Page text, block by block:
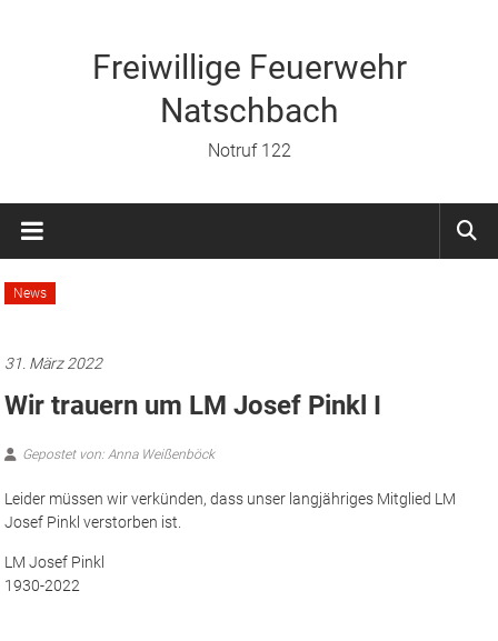
Freiwillige Feuerwehr
Natschbach
Notruf 122
News
31. März 2022
Wir trauern um LM Josef Pinkl I
Gepostet von: Anna Weißenböck
Leider müssen wir verkünden, dass unser langjähriges Mitglied LM
Josef Pinkl verstorben ist.
LM Josef Pinkl
1930-2022